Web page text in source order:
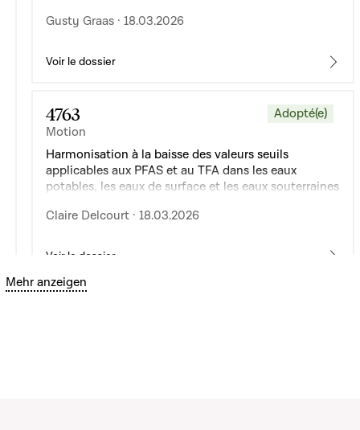
Gusty Graas · 18.03.2026
Voir le dossier
4763
Motion
Adopté(e)
Harmonisation à la baisse des valeurs seuils
applicables aux PFAS et au TFA dans les eaux
potables, les eaux de surface et les eaux souterraines
Claire Delcourt · 18.03.2026
Voir le dossier
Bouton graphique servant à afficher ou cacher tous les
Mehr anzeigen